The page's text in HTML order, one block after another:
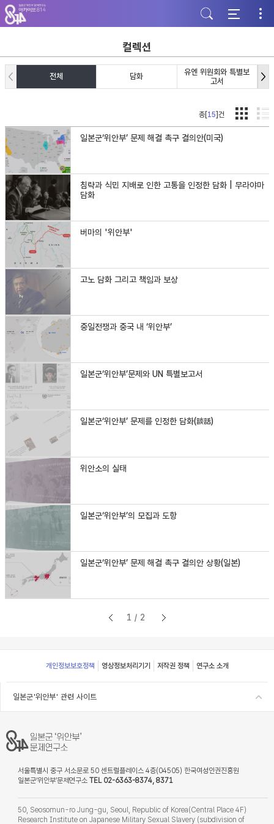
주
메
뉴
가
기
본
문
바
기
하
단
바
기
컬렉션
전체 담화
유엔 위원회와 특별보
고서
총[15]건
일본군‘위안부’ 문제 해결 촉구 결의안(미국)
침략과 식민 지배로 인한 고통을 인정한 담화 | 무라야마
담화
버마의 '위안부'
고노 담화 그리고 책임과 보상
중일전쟁과 중국 내 ‘위안부’
일본군‘위안부’문제와 UN 특별보고서
일본군‘위안부’ 문제를 인정한 담화(談話)
위안소의 실태
일본군‘위안부’의 모집과 도항
일본군‘위안부’ 문제 해결 촉구 결의안 상황(일본)
1/2
Footer
개인정보보호정책 영상정보처리기기 저작권 정책 연구소 소개
일본군'위안부' 관련 사이트
서울특별시 중구 서소문로 50 센트럴플레이스 4층(04505) 한국여성인권진흥원
일본군‘위안부’문제연구소 TEL 02-6363-8374, 8371
50, Seosomun-ro Jung-gu, Seoul, Republic of Korea(Central Place 4F)
Research Institute on Japanese Military Sexual Slavery (subdivision of